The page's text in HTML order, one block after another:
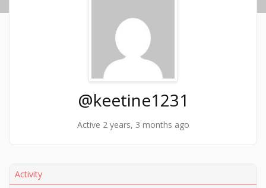
@keetine1231
Active 2 years, 3 months ago
Activity